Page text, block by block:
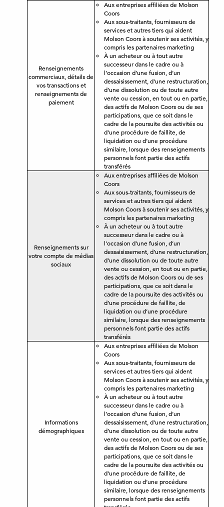
Renseignements
commerciaux, détails de
vos transactions et
renseignements de
paiement
Aux entreprises affiliées de Molson
Coors
Aux sous-traitants, fournisseurs de
services et autres tiers qui aident
Molson Coors à soutenir ses activités, y
compris les partenaires marketing
À un acheteur ou à tout autre
successeur dans le cadre ou à
l’occasion d’une fusion, d’un
dessaisissement, d’une restructuration,
d’une dissolution ou de toute autre
vente ou cession, en tout ou en partie,
des actifs de Molson Coors ou de ses
participations, que ce soit dans le
cadre de la poursuite des activités ou
d’une procédure de faillite, de
liquidation ou d’une procédure
similaire, lorsque des renseignements
personnels font partie des actifs
transférés
Renseignements sur
votre compte de médias
sociaux
Aux entreprises affiliées de Molson
Coors
Aux sous-traitants, fournisseurs de
services et autres tiers qui aident
Molson Coors à soutenir ses activités, y
compris les partenaires marketing
À un acheteur ou à tout autre
successeur dans le cadre ou à
l’occasion d’une fusion, d’un
dessaisissement, d’une restructuration,
d’une dissolution ou de toute autre
vente ou cession, en tout ou en partie,
des actifs de Molson Coors ou de ses
participations, que ce soit dans le
cadre de la poursuite des activités ou
d’une procédure de faillite, de
liquidation ou d’une procédure
similaire, lorsque des renseignements
personnels font partie des actifs
transférés
Informations
démographiques
Aux entreprises affiliées de Molson
Coors
Aux sous-traitants, fournisseurs de
services et autres tiers qui aident
Molson Coors à soutenir ses activités, y
compris les partenaires marketing
À un acheteur ou à tout autre
successeur dans le cadre ou à
l’occasion d’une fusion, d’un
dessaisissement, d’une restructuration,
d’une dissolution ou de toute autre
vente ou cession, en tout ou en partie,
des actifs de Molson Coors ou de ses
participations, que ce soit dans le
cadre de la poursuite des activités ou
d’une procédure de faillite, de
liquidation ou d’une procédure
similaire, lorsque des renseignements
personnels font partie des actifs